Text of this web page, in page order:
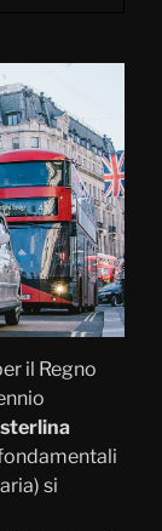
il Regno
sterlina
si